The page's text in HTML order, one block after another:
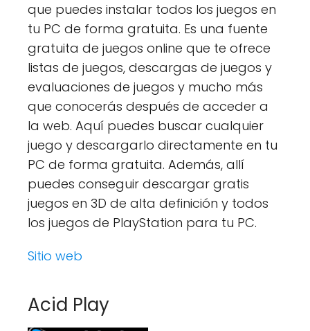
que puedes instalar todos los juegos en
tu PC de forma gratuita. Es una fuente
gratuita de juegos online que te ofrece
listas de juegos, descargas de juegos y
evaluaciones de juegos y mucho más
que conocerás después de acceder a
la web. Aquí puedes buscar cualquier
juego y descargarlo directamente en tu
PC de forma gratuita. Además, allí
puedes conseguir descargar gratis
juegos en 3D de alta definición y todos
los juegos de PlayStation para tu PC.
Sitio web
Acid Play